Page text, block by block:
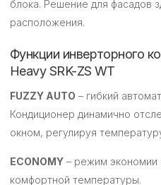
блока. Решение для фасадов
расположения.
Функции инверторного
Heavy SRK-ZS WT
FUZZY AUTO – гибкий
Кондиционер динамично
окном, регулируя
ECONOMY – режим экономии
комфортной температуры.